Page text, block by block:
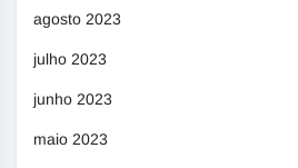
agosto 2023
julho 2023
junho 2023
maio 2023